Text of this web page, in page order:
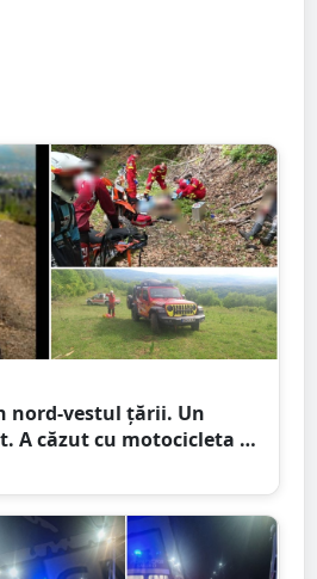
nord-vestul țării. Un
A căzut cu motocicleta în